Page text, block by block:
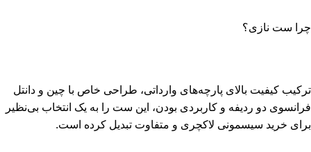
چرا ست نازی؟
ترکیب کیفیت بالای پارچه‌های وارداتی، طراحی خاص با چین و دانتل
فرانسوی دو ردیفه و کاربردی بودن، این ست را به یک انتخاب بی‌نظیر
برای خرید سیسمونی لاکچری و متفاوت تبدیل کرده است.